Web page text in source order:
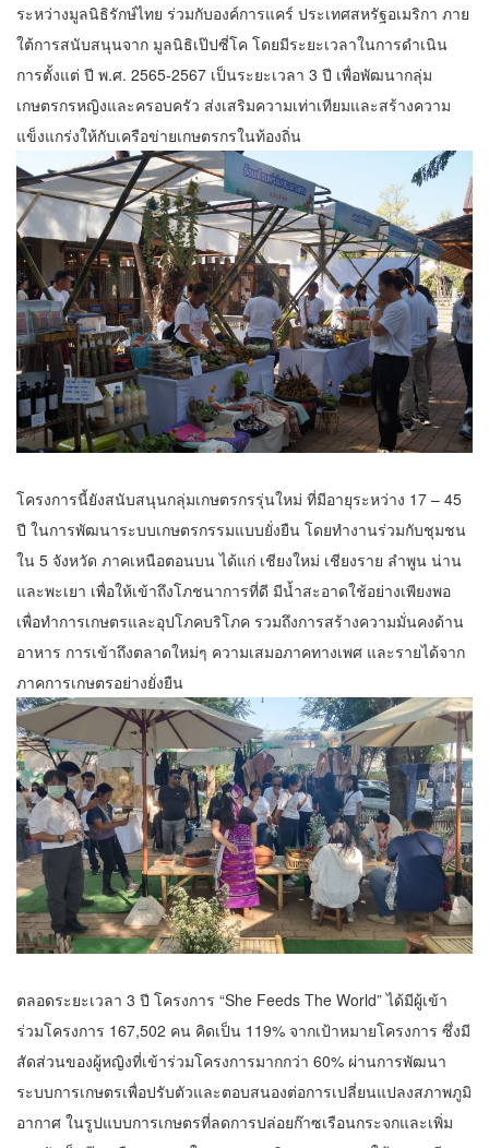
ระหว่างมูลนิธิรักษ์ไทย ร่วมกับองค์การแคร์ ประเทศสหรัฐอเมริกา ภาย
ใต้การสนับสนุนจาก มูลนิธิเป๊ปซี่โค โดยมีระยะเวลาในการดำเนิน
การตั้งแต่ ปี พ.ศ. 2565-2567 เป็นระยะเวลา 3 ปี เพื่อพัฒนากลุ่ม
เกษตรกรหญิงและครอบครัว ส่งเสริมความเท่าเทียมและสร้างความ
แข็งแกร่งให้กับเครือข่ายเกษตรกรในท้องถิ่น
โครงการนี้ยังสนับสนุนกลุ่มเกษตรกรรุ่นใหม่ ที่มีอายุระหว่าง 17 – 45
ปี ในการพัฒนาระบบเกษตรกรรมแบบยั่งยืน โดยทำงานร่วมกับชุมชน
ใน 5 จังหวัด ภาคเหนือตอนบน ได้แก่ เชียงใหม่ เชียงราย ลำพูน น่าน
และพะเยา เพื่อให้เข้าถึงโภชนาการที่ดี มีน้ำสะอาดใช้อย่างเพียงพอ
เพื่อทำการเกษตรและอุปโภคบริโภค รวมถึงการสร้างความมั่นคงด้าน
อาหาร การเข้าถึงตลาดใหม่ๆ ความเสมอภาคทางเพศ และรายได้จาก
ภาคการเกษตรอย่างยั่งยืน
ตลอดระยะเวลา 3 ปี โครงการ “She Feeds The World” ได้มีผู้เข้า
ร่วมโครงการ 167,502 คน คิดเป็น 119% จากเป้าหมายโครงการ ซึ่งมี
สัดส่วนของผู้หญิงที่เข้าร่วมโครงการมากกว่า 60% ผ่านการพัฒนา
ระบบการเกษตรเพื่อปรับตัวและตอบสนองต่อการเปลี่ยนแปลงสภาพภูมิ
อากาศ ในรูปแบบการเกษตรที่ลดการปล่อยก๊าซเรือนกระจกและเพิ่ม